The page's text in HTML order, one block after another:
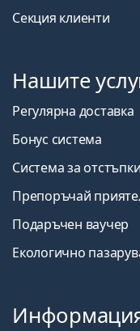
Секция клиенти
Нашите
Регулярна доставка
Бонус система
Система за отстъпки
Препоръчай
Подаръчен ваучер
Екологично